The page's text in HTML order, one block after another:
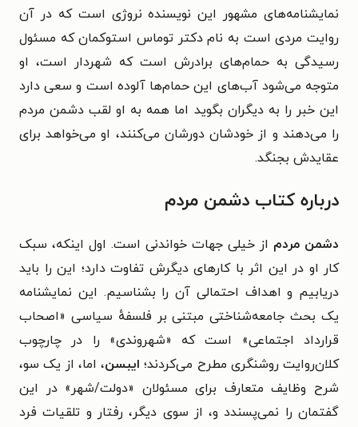
نمایشنامه‌های مشهور این نویسنده نروژی است که در آن
روایت مردی است به نام دکتر توماس استوکمان که مسئول
رسیدگی به حمام‌های برادرش است که شهردار است، او
متوجه می‌شود آب‌های این حمام‌ها آلوده است و سعی دارد
این خبر را به دیگران بگوید اما همه به او لقب دشمن مردم
را می‌دهند و از خودشان دورشان می‌کنند، او می‌خواهد برای
عقایدش بجنگد.
درباره کتاب دشمن مردم
دشمن مردم از خیلی جهات خواندنی است. اول اینکه، سبک
کار او در این اثر با کارهای دیگرش تفاوت دارد؛ این را باید
دریابیم و اهداف احتمالی آن را بشناسیم. این نمایشنامه
یک بحث جامعه‌شناختی مبتنی بر فلسفهٔ سیاسی «اصحاب
قرارداد اجتماعی» است که «شهروندی» را در چارچوب
کلان‌روایت روشنگری مطرح می‌کردند؛ ایبسن، اما، از یک سو،
شرح وظایف متعارف برای مسئولان «دولت/شهر» در این
گفتمان را نمی‌پسندد و، از سوی دیگر، رفتار و تلقیات فرد